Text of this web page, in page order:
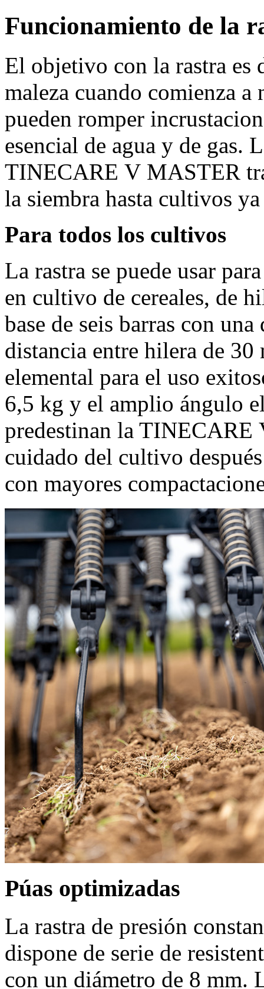
Funcionamiento de la
El objetivo con la rastra es
maleza cuando comienza a
pueden romper
esencial de agua y de gas.
TINECARE V MASTER
la siembra hasta cultivos
Para todos los cultivos
La rastra se puede usar
en cultivo de cereales, de
base de seis barras con
distancia entre hilera de 30
elemental para el uso
6,5 kg y el amplio ángulo
predestinan la
cuidado del cultivo
con mayores
Púas optimizadas
La rastra de presión
dispone de serie de
con un diámetro de 8 mm.